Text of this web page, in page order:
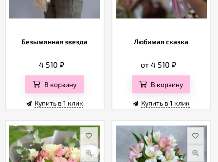
Безымянная звезда
4 510₽
В корзину
Купить в 1 клик
Любимая сказка
от 4 510 ₽
В корзину
Купить в 1 клик